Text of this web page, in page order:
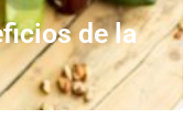
de la